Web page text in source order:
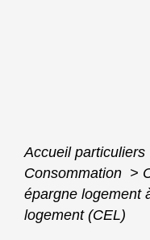
Accueil particuliers
Consommation >
épargne logement
logement (CEL)